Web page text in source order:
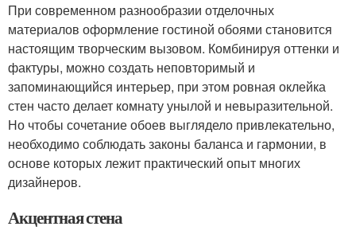
При современном разнообразии отделочных
материалов оформление гостиной обоями становится
настоящим творческим вызовом. Комбинируя оттенки и
фактуры, можно создать неповторимый и
запоминающийся интерьер, при этом ровная оклейка
стен часто делает комнату унылой и невыразительной.
Но чтобы сочетание обоев выглядело привлекательно,
необходимо соблюдать законы баланса и гармонии, в
основе которых лежит практический опыт многих
дизайнеров.
Акцентная стена